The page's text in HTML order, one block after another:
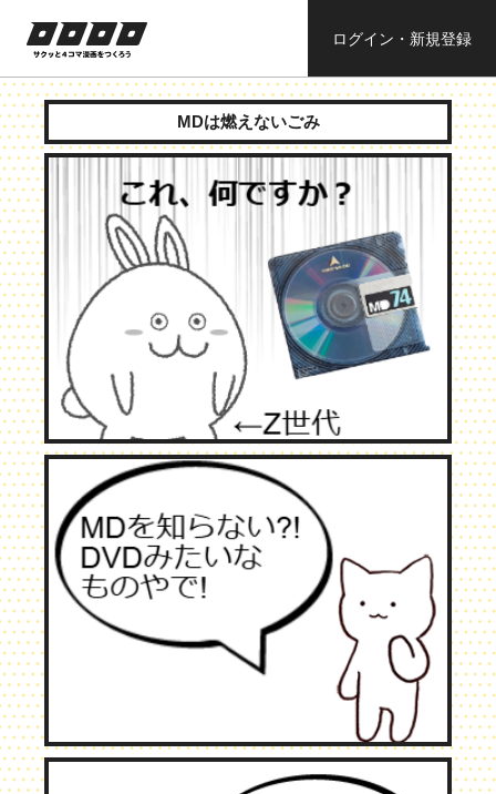
サクッと４コ
ママンガを作
ろう
ログイン・新規登録
MDは燃えないごみ